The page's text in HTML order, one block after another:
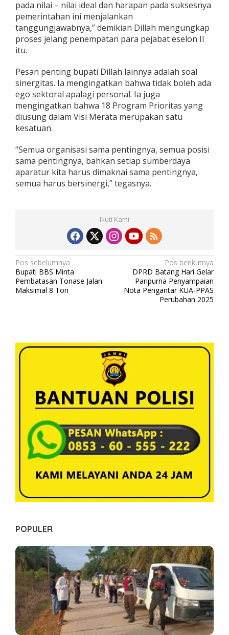
e
n
s
i
pada nilai – nilai ideal dan harapan pada suksesnya
pemerintahan ini menjalankan
tanggungjawabnya,” demikian Dillah mengungkap
proses jelang penempatan para pejabat eselon II
itu.
Pesan penting bupati Dillah lainnya adalah soal
sinergitas. Ia mengingatkan bahwa tidak boleh ada
ego sektoral apalagi personal. Ia juga
mengingatkan bahwa 18 Program Prioritas yang
diusung dalam Visi Merata merupakan satu
kesatuan.
“Semua organisasi sama pentingnya, semua posisi
sama pentingnya, bahkan setiap sumberdaya
aparatur kita harus dimaknai sama pentingnya,
semua harus bersinergi,” tegasnya.
Ikuti Kami
N
a
v
s
Pos sebelumnya
Bupati BBS Minta
Pembatasan Tonase Jalan
Maksimal 8 Ton
Pos berikutnya
DPRD Batang Hari Gelar
Paripurna Penyampaian
Nota Pengantar KUA-PPAS
Perubahan 2025
POPULER